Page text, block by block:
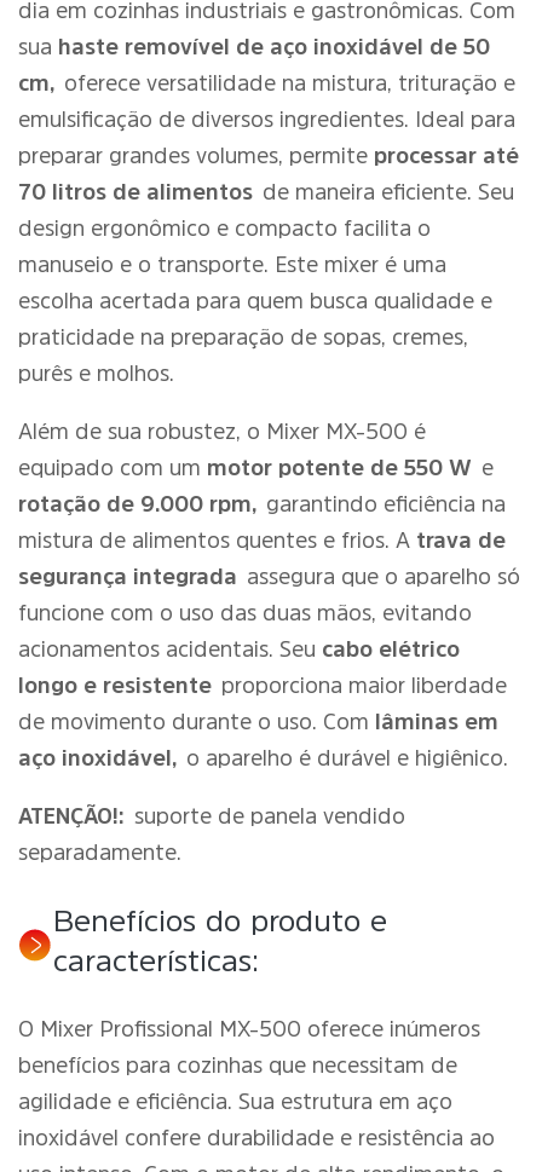
dia em cozinhas industriais e gastronômicas. Com
sua haste removível de aço inoxidável de 50
cm, oferece versatilidade na mistura, trituração e
emulsificação de diversos ingredientes. Ideal para
preparar grandes volumes, permite processar até
70 litros de alimentos de maneira eficiente. Seu
design ergonômico e compacto facilita o
manuseio e o transporte. Este mixer é uma
escolha acertada para quem busca qualidade e
praticidade na preparação de sopas, cremes,
purês e molhos.
Além de sua robustez, o Mixer MX-500 é
equipado com um motor potente de 550 W e
rotação de 9.000 rpm, garantindo eficiência na
mistura de alimentos quentes e frios. A trava de
segurança integrada assegura que o aparelho só
funcione com o uso das duas mãos, evitando
acionamentos acidentais. Seu cabo elétrico
longo e resistente proporciona maior liberdade
de movimento durante o uso. Com
lâminas em
aço inoxidável, o aparelho é durável e higiênico.
ATENÇÃO!: suporte de panela vendido
separadamente.
Benefícios do produto e
características:
O Mixer Profissional MX-500 oferece inúmeros
benefícios para cozinhas que necessitam de
agilidade e eficiência. Sua estrutura em aço
inoxidável confere durabilidade e resistência ao